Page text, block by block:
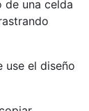
de una celda
use el diseño